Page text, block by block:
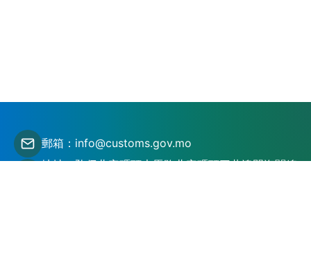
郵箱：info@customs.gov.mo
地址：氹仔北安碼頭大馬路北安碼頭三巷澳門海關總